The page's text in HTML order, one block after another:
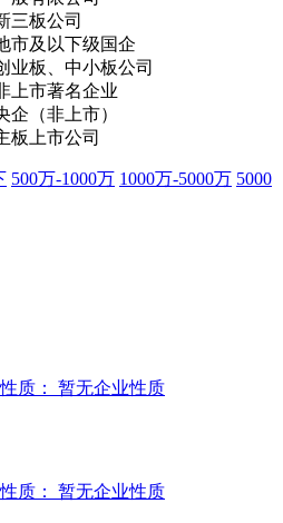
三板公司
市及以下级国企
业板、中小板公司
上市著名企业
企（非上市）
板上市公司
500万-1000万 1000万-5000万 5000
质： 暂无企业性质
质： 暂无企业性质